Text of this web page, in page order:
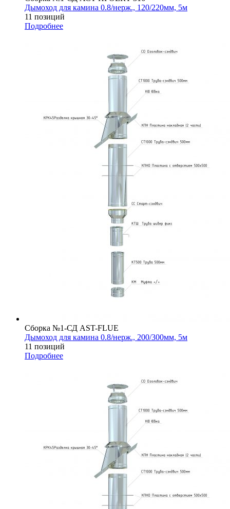
Дымоход для камина 0.8/нерж., 120/220мм, 5м
11 позиций
Подробнее
Сборка №1-СД AST-FLUE
Дымоход для камина 0.8/нерж., 200/300мм, 5м
11 позиций
Подробнее